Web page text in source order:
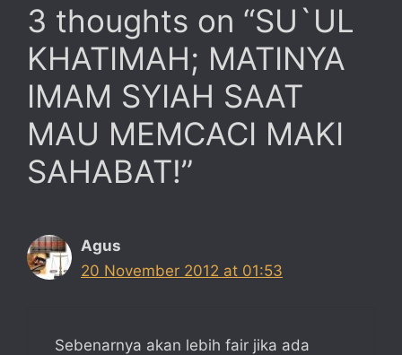
3 thoughts on “SU`UL
KHATIMAH; MATINYA
IMAM SYIAH SAAT
MAU MEMCACI MAKI
SAHABAT!”
Agus
20 November 2012 at 01:53
Sebenarnya akan lebih fair jika ada